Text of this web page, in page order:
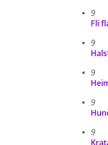
9
Fli
9
9
9
9